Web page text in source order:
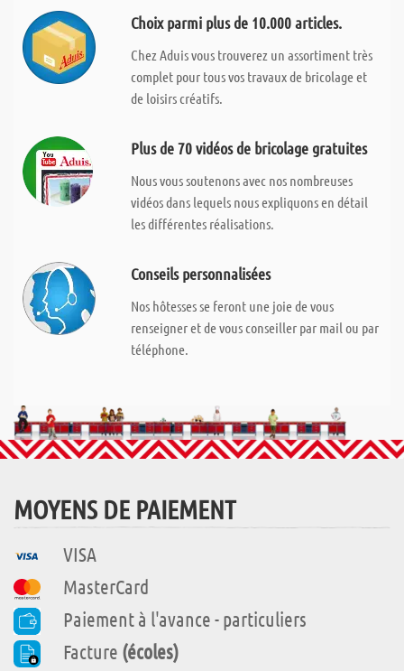
Choix parmi plus de 10.000 articles.
Chez Aduis vous trouverez un assortiment très
complet pour tous vos travaux de bricolage et
de loisirs créatifs.
Plus de 70 vidéos de bricolage gratuites
Nous vous soutenons avec nos nombreuses
vidéos dans lequels nous expliquons en détail
les différentes réalisations.
Conseils personnalisées
Nos hôtesses se feront une joie de vous
renseigner et de vous conseiller par mail ou par
téléphone.
MOYENS DE PAIEMENT
VISA
MasterCard
Paiement à l'avance - particuliers
Facture (écoles)